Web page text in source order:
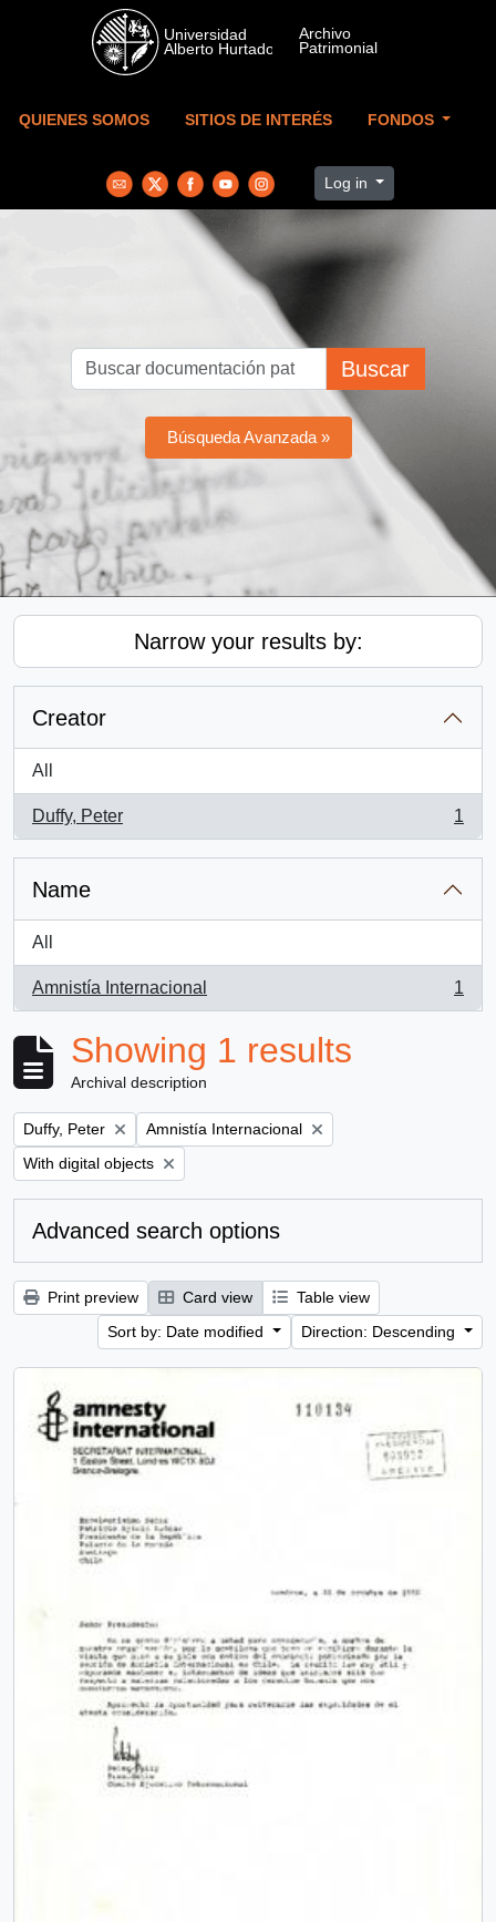
Skip to main content
QUIENES SOMOS SITIOS DE INTERÉS FONDOS
Log in
Buscar
Búsqueda Avanzada »
Narrow your results by:
Creator
All
Duffy, Peter
, 1 results
1
Name
All
Amnistía Internacional
, 1 results
1
Showing 1 results
Archival description
Remove filter:
Duffy, Peter Remove filter:
Amnistía Internacional
Remove filter:
With digital objects
Advanced search options
Print preview Card view
Table view
Sort by: Date modified
Direction: Descending